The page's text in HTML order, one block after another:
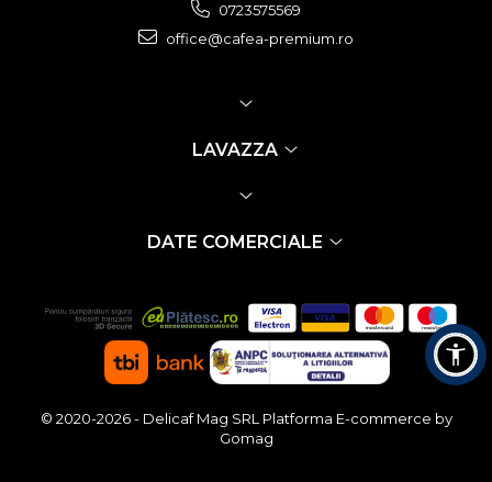
0723575569
office@cafea-premium.ro
LAVAZZA
DATE COMERCIALE
© 2020-2026 - Delicaf Mag SRL Platforma E-commerce by
Gomag